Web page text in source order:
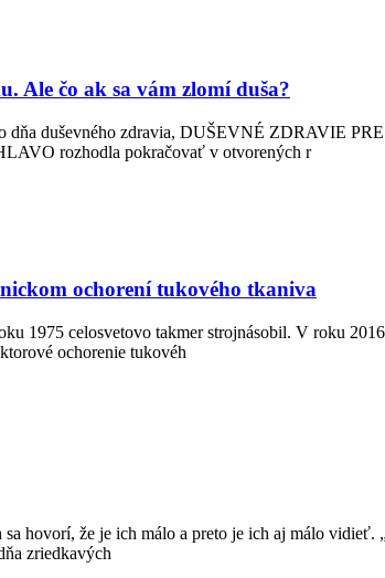
Ale čo ak sa vám zlomí duša?
duševného zdravia, DUŠEVNÉ ZDRAVIE
rozhodla pokračovať v otvorených r
ochorení tukového tkaniva
celosvetovo takmer strojnásobil. V roku
ochorenie tukovéh
že je ich málo a preto je ich aj málo vidieť.
zriedkavých